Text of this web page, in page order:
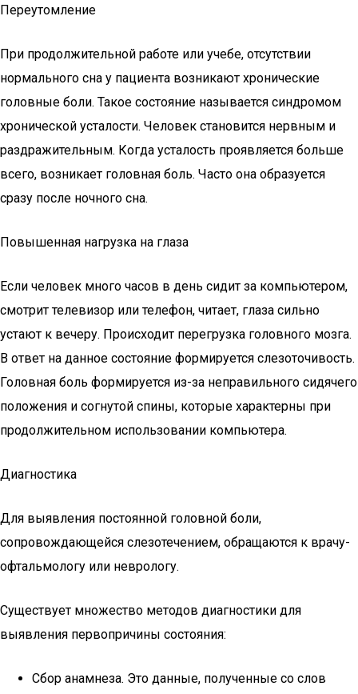
Переутомление
При продолжительной работе или учебе, отсутствии
нормального сна у пациента возникают хронические
головные боли. Такое состояние называется синдромом
хронической усталости. Человек становится нервным и
раздражительным. Когда усталость проявляется больше
всего, возникает головная боль. Часто она образуется
сразу после ночного сна.
Повышенная нагрузка на глаза
Если человек много часов в день сидит за компьютером,
смотрит телевизор или телефон, читает, глаза сильно
устают к вечеру. Происходит перегрузка головного мозга.
В ответ на данное состояние формируется слезоточивость.
Головная боль формируется из-за неправильного сидячего
положения и согнутой спины, которые характерны при
продолжительном использовании компьютера.
Диагностика
Для выявления постоянной головной боли,
сопровождающейся слезотечением, обращаются к врачу-
офтальмологу или неврологу.
Существует множество методов диагностики для
выявления первопричины состояния:
Сбор анамнеза. Это данные, полученные со слов